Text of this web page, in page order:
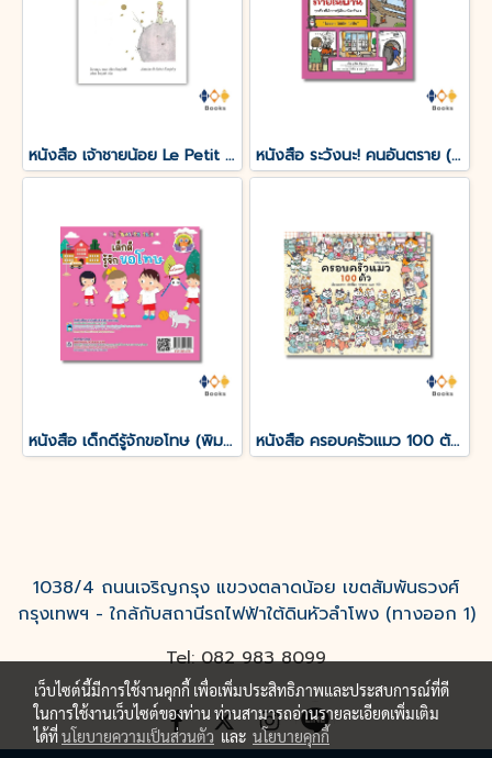
หนังสือ เจ้าชายน้อย Le Petit Prince หนังสือ ระวังนะ! คนอันตราย (ปกอ่อน)
หนังสือ เด็กดีรู้จักขอโทษ (พิมพ์ครั้งที่ 3) หนังสือ ครอบครัวแมว 100 ตัว (ปกแข็ง)
1038/4 ถนนเจริญกรุง แขวงตลาดน้อย เขตสัมพันธวงศ์
กรุงเทพฯ - ใกล้กับสถานีรถไฟฟ้าใต้ดินหัวลำโพง (ทางออก 1)
Tel: 082 983 8099
เว็บไซต์นี้มีการใช้งานคุกกี้ เพื่อเพิ่มประสิทธิภาพและประสบการณ์ที่ดี
ในการใช้งานเว็บไซต์ของท่าน ท่านสามารถอ่านรายละเอียดเพิ่มเติม
ได้ที่นโยบายความเป็นส่วนตัวและ นโยบายคุกกี้